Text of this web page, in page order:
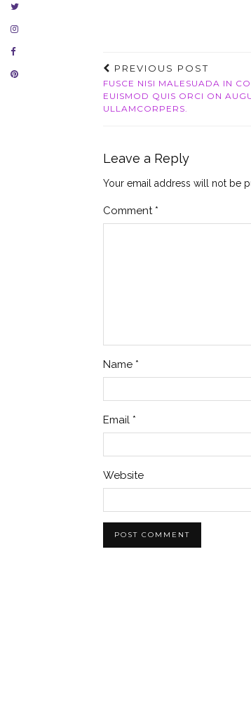
PREVIOUS POST
FUSCE NISI MALESUADA IN
EUISMOD QUIS ORCI ON
ULLAMCORPERS.
Leave a Reply
Your email address will not be
Comment *
Name *
Email *
Website